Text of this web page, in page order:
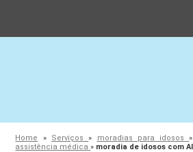
Home » Serviços» moradias para idosos»
assistência médica» moradia de idosos com